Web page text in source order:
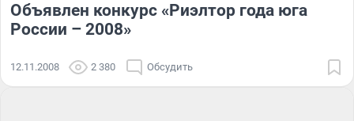
Объявлен конкурс «Риэлтор года юга
России – 2008»
12.11.2008 2 380 Обсудить